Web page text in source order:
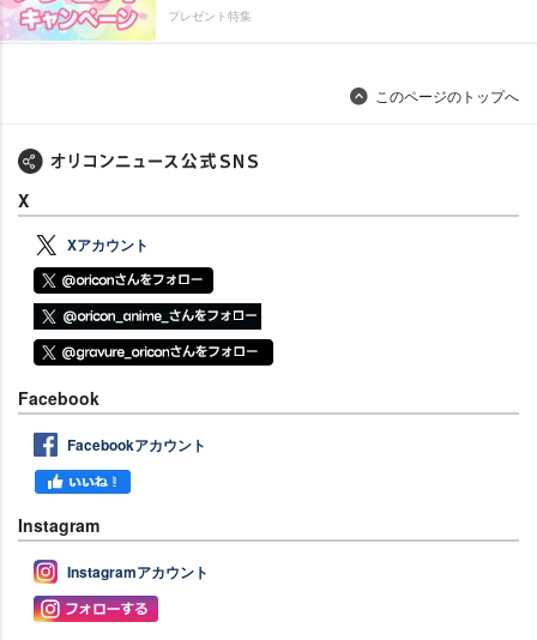
プレゼント特集
このページのトップへ
X
Xアカウント
Facebook
Facebookアカウント
Instagram
Instagramアカウント